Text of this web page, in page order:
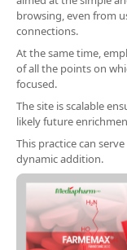
browsing, even from
connections.
At the same time,
of all the points on
focused.
The site is scalable
likely future
This practice can
dynamic addition.